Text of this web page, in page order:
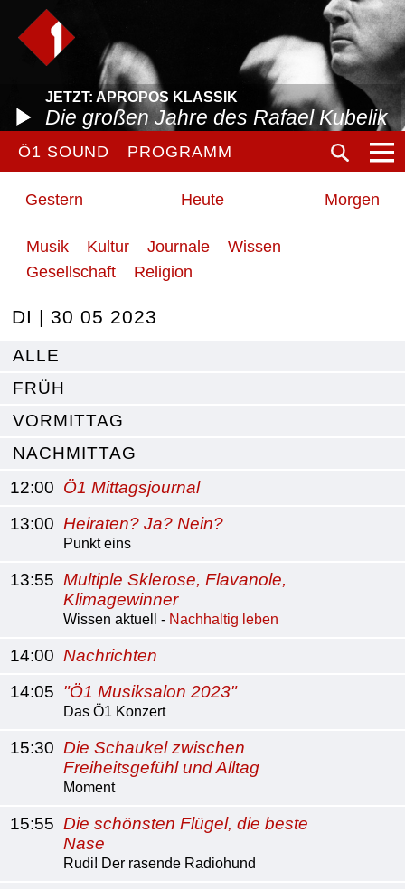
JETZT: APROPOS KLASSIK
Die großen Jahre des Rafael Kubelik
Ö1 SOUND PROGRAMM
Gestern Heute Morgen
Musik Kultur Journale
Wissen
Gesellschaft
Religion
DI | 30 05 2023
ALLE
FRÜH
VORMITTAG
NACHMITTAG
12:00 Ö1 Mittagsjournal
13:00 Heiraten? Ja? Nein?
Punkt eins
13:55 Multiple Sklerose, Flavanole,
Klimagewinner
Wissen aktuell - Nachhaltig leben
14:00 Nachrichten
14:05 "Ö1 Musiksalon 2023"
Das Ö1 Konzert
15:30 Die Schaukel zwischen
Freiheitsgefühl und Alltag
Moment
15:55 Die schönsten Flügel, die beste
Nase
Rudi! Der rasende Radiohund